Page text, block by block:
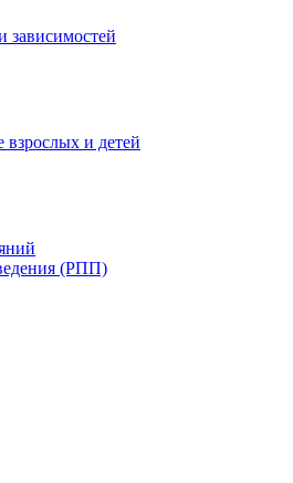
зависимостей
взрослых и детей
(РПП)